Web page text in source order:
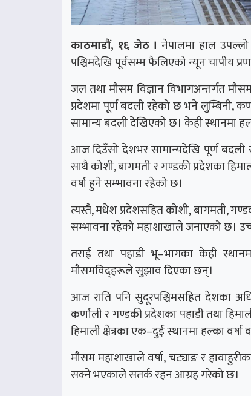
काठमाडौं, १६ जेठ । नेपालमा हाल
पश्चिमदेखि पूर्वसम्म फैलिएको न्यून चापीय
जल तथा मौसम विज्ञान विभागअन्तर्गत
प्रदेशमा पूर्ण बदली रहेको छ भने लुम्बिनी,
सामान्य बदली देखिएको छ। केही स्थानमा
आज दिउँसो देशभर सामान्यदेखि पूर्ण बदली
साथै कोशी, बागमती र गण्डकी प्रदेशका
वर्षा हुने सम्भावना रहेको छ।
त्यस्तै, मधेश प्रदेशसहित कोशी, बागमती,
सम्भावना रहेको महाशाखाले जनाएको छ।
तराई तथा पहाडी भू–भागका केही
मौसमविद्हरूले सुझाव दिएका छन्।
आज राति पनि सुदूरपश्चिमसहित देशका
कर्णाली र गण्डकी प्रदेशका पहाडी तथा
हिमाली क्षेत्रका एक–दुई स्थानमा हल्का
मौसम महाशाखाले वर्षा, चट्याङ र
सक्ने भएकाले सतर्क रहन आग्रह गरेको छ।